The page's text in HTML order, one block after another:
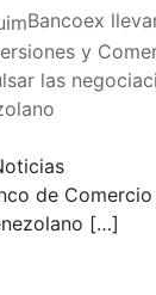
Bancoex
y
las
de
[…]